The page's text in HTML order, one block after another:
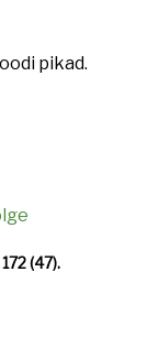
pikad.
(47).